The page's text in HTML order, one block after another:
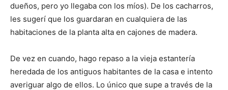
dueños, pero yo llegaba con los míos). De los cacharros,
les sugerí que los guardaran en cualquiera de las
habitaciones de la planta alta en cajones de madera.
De vez en cuando, hago repaso a la vieja estantería
heredada de los antiguos habitantes de la casa e intento
averiguar algo de ellos. Lo único que supe a través de la